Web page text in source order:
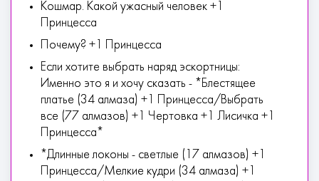
Кошмар. Какой ужасный человек +1
Принцесса
Почему? +1 Принцесса
Если хотите выбрать наряд эскортницы:
Именно это я и хочу сказать - *Блестящее
платье (34 алмаза) +1 Принцесса/Выбрать
все (77 алмазов) +1 Чертовка +1 Лисичка +1
Принцесса*
*Длинные локоны - светлые (17 алмазов) +1
Принцесса/Мелкие кудри (34 алмаза) +1